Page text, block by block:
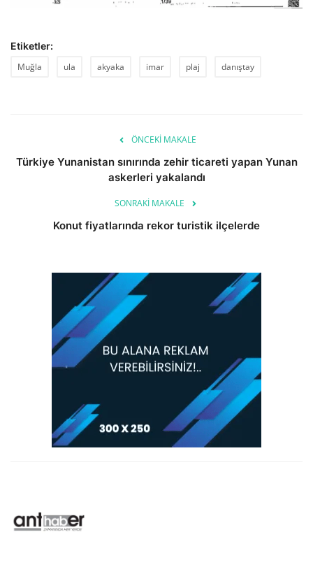
Etiketler:
Muğla
ula akyaka imar plaj danıştay
ÖNCEKI MAKALE
Türkiye Yunanistan sınırında zehir ticareti yapan Yunan
askerleri yakalandı
SONRAKI MAKALE
Konut fiyatlarında rekor turistik ilçelerde